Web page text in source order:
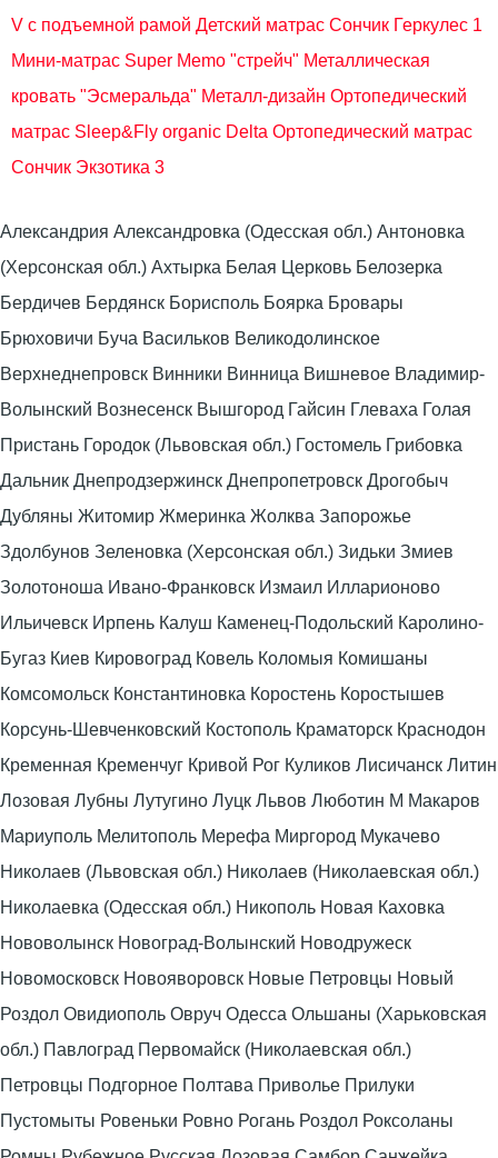
V с подъемной рамой Детский матрас Сончик Геркулес 1
Мини-матрас Super Memo "стрейч" Металлическая
кровать "Эсмеральда" Металл-дизайн Ортопедический
матрас Sleep&Fly organic Delta Ортопедический матрас
Сончик Экзотика 3
Александрия Александровка (Одесская обл.) Антоновка
(Херсонская обл.) Ахтырка Белая Церковь Белозерка
Бердичев Бердянск Борисполь Боярка Бровары
Брюховичи Буча Васильков Великодолинское
Верхнеднепровск Винники Винница Вишневое Владимир-
Волынский Вознесенск Вышгород Гайсин Глеваха Голая
Пристань Городок (Львовская обл.) Гостомель Грибовка
Дальник Днепродзержинск Днепропетровск Дрогобыч
Дубляны Житомир Жмеринка Жолква Запорожье
Здолбунов Зеленовка (Херсонская обл.) Зидьки Змиев
Золотоноша Ивано-Франковск Измаил Илларионово
Ильичевск Ирпень Калуш Каменец-Подольский Каролино-
Бугаз Киев Кировоград Ковель Коломыя Комишаны
Комсомольск Константиновка Коростень Коростышев
Корсунь-Шевченковский Костополь Краматорск Краснодон
Кременная Кременчуг Кривой Рог Куликов Лисичанск Литин
Лозовая Лубны Лутугино Луцк Львов Люботин М Макаров
Мариуполь Мелитополь Мерефа Миргород Мукачево
Николаев (Львовская обл.) Николаев (Николаевская обл.)
Николаевка (Одесская обл.) Никополь Новая Каховка
Нововолынск Новоград-Волынский Новодружеск
Новомосковск Новояворовск Новые Петровцы Новый
Роздол Овидиополь Овруч Одесса Ольшаны (Харьковская
обл.) Павлоград Первомайск (Николаевская обл.)
Петровцы Подгорное Полтава Приволье Прилуки
Пустомыты Ровеньки Ровно Рогань Роздол Роксоланы